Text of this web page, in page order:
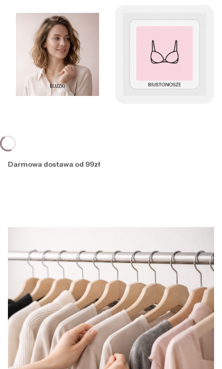
Darmowa dostawa od 99zł